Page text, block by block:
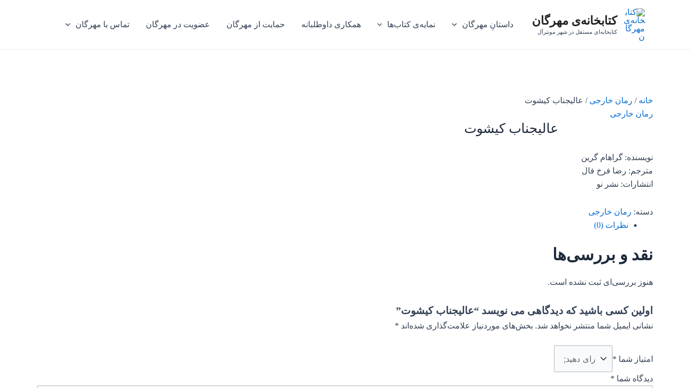
کتابخانه‌ی مهرگان
کتابخانه‌ای مستقل در شهر مونترآل
داستانِ مهرگان نمایه‌ی کتاب‌ها همکاری داوطلبانه حمایت از مهرگان عضویت در مهرگان تماس با مهرگان
خانه / رمان خارجی / عالیجناب کیشوت
رمان خارجی
عالیجناب کیشوت
نویسنده: گراهام گرین
مترجم: رضا فرخ فال
انتشارات: نشر نو
دسته: رمان خارجی
نظرات (0)
نقد و بررسی‌ها
هنوز بررسی‌ای ثبت نشده است.
اولین کسی باشید که دیدگاهی می نویسد “عالیجناب کیشوت”
نشانی ایمیل شما منتشر نخواهد شد. بخش‌های موردنیاز علامت‌گذاری شده‌اند *
امتیاز شما *
دیدگاه شما *